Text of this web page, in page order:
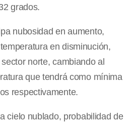
grados.
nubosidad en aumento,
en disminución,
norte, cambiando al
que tendrá como mínima
respectivamente.
cielo nublado, probabilidad de